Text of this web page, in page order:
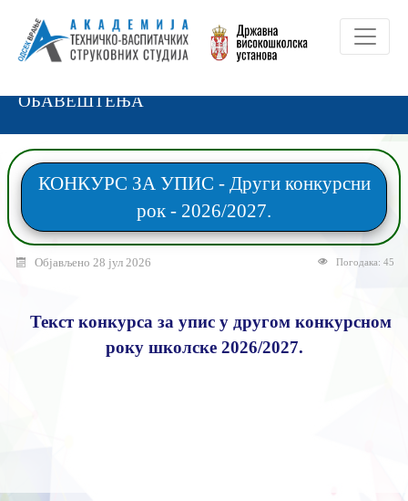
ОБАВЕШТЕЊА
КОНКУРС ЗА УПИС - Други конкурсни
рок - 2026/2027.
Објављено 28 јул 2026 Погодака: 45
Текст конкурса за упис у другом конкурсном
року школске 2026/2027.